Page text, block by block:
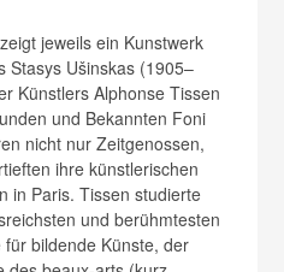
jeweils ein Kunstwerk
Stasys Ušinskas (1905–
Künstlers Alphonse Tissen
und Bekannten Foni
nicht nur Zeitgenossen,
ihre künstlerischen
in Paris. Tissen studierte
und berühmtesten
bildende Künste, der